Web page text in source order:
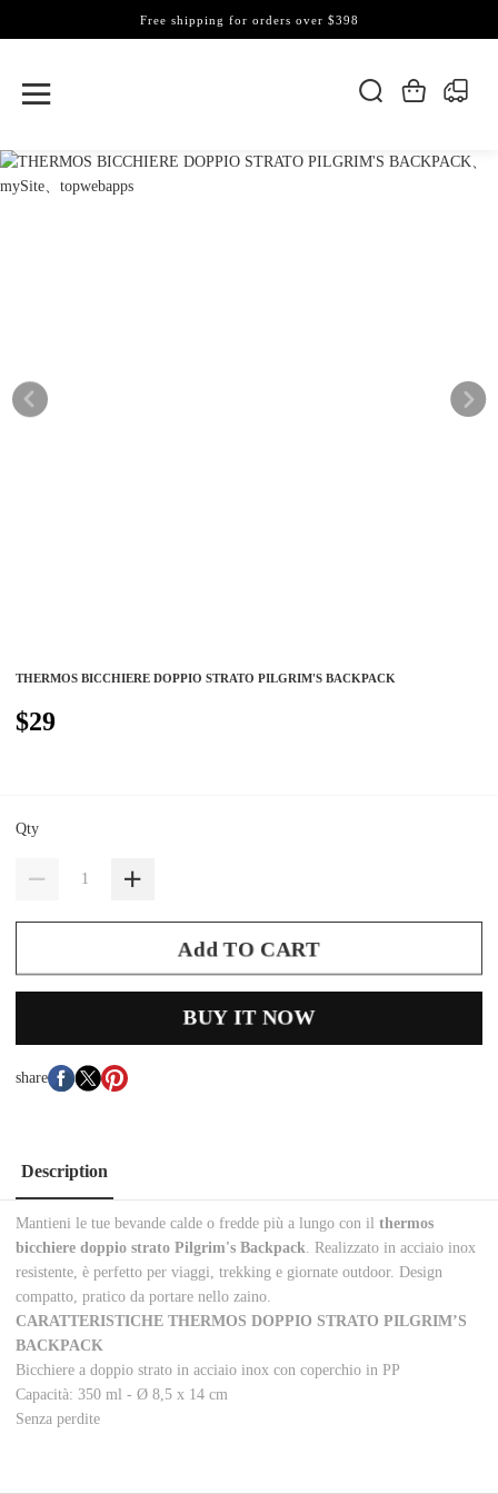
Free shipping for orders over $398
THERMOS BICCHIERE DOPPIO STRATO PILGRIM'S BACKPACK
$29
Qty
Add TO CART
BUY IT NOW
share
Description
Mantieni le tue bevande calde o fredde più a lungo con ilthermos
bicchiere doppio strato Pilgrim's Backpack. Realizzato in acciaio inox
resistente, è perfetto per viaggi, trekking e giornate outdoor. Design
compatto, pratico da portare nello zaino.
CARATTERISTICHE THERMOS DOPPIO STRATO PILGRIM’S
BACKPACK
Bicchiere a doppio strato in acciaio inox con coperchio in PP
Capacità: 350 ml -Ø8,5 x 14 cm
Senza perdite